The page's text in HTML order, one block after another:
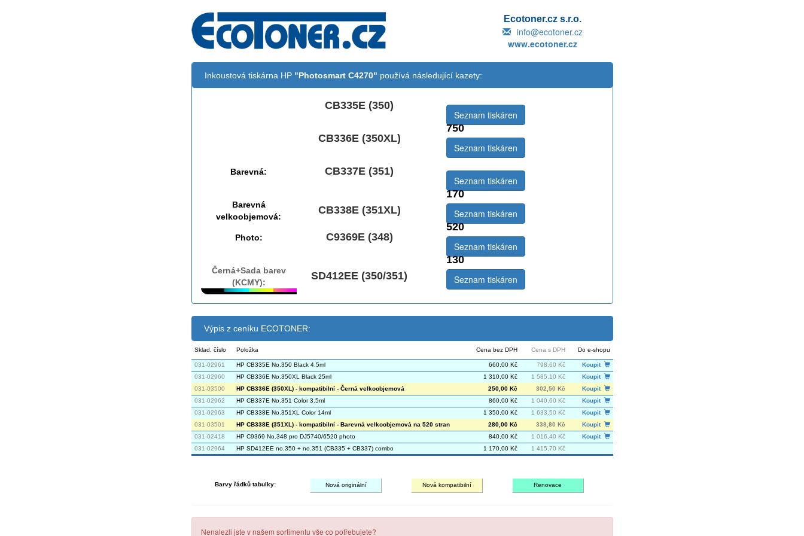
Ecotoner.cz s.r.o.
info@ecotoner.cz
www.ecotoner.cz
Inkoustová tiskárna HP "Photosmart C4270" používá následující kazety:
CB335E (350)
750
Seznam tiskáren
CB336E (350XL)
Seznam tiskáren
Barevná:
CB337E (351)
170
Seznam tiskáren
Barevná
velkoobjemová:
CB338E (351XL)
520
Seznam tiskáren
Photo:
C9369E (348)
130
Seznam tiskáren
Černá+Sada barev
(KCMY):
SD412EE (350/351) Seznam tiskáren
Výpis z ceníku ECOTONER:
Sklad. číslo Položka Cena bez DPH Cena s DPH Do e-shopu
031-02961 HP CB335E No.350 Black 4.5ml 660,00 Kč 798,60 Kč
Koupit
031-02960
HP CB336E No.350XL Black 25ml 1 310,00 Kč 1 585,10 Kč
Koupit
031-03500
HP CB336E (350XL) - kompatibilní - Černá velkoobjemová 250,00 Kč 302,50 Kč
Koupit
031-02962
HP CB337E No.351 Color 3.5ml 860,00 Kč 1 040,60 Kč
Koupit
031-02963
HP CB338E No.351XL Color 14ml 1 350,00 Kč 1 633,50 Kč
Koupit
031-03501
HP CB338E (351XL) - kompatibilní - Barevná velkoobjemová na 520 stran 280,00 Kč 338,80 Kč
Koupit
031-02418
HP C9369 No.348 pro DJ5740/6520 photo 840,00 Kč 1 016,40 Kč
Koupit
031-02964
HP SD412EE no.350 + no.351 (CB335 + CB337) combo 1 170,00 Kč 1 415,70 Kč
Barvy řádků tabulky: Nová originální Nová kompatibilní Renovace
Nenalezli jste v našem sortimentu vše co potřebujete?